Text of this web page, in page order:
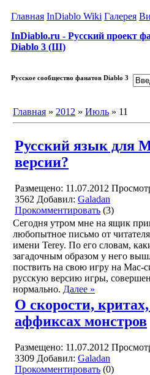
Главная InDiablo Wiki Галерея
InDiablo.ru - Русский проект
Diablo 3 (III)
Русское сообщество фанатов Diablo 3
Главная » 2012 » Июль » 11
Русский язык для
версии?
Размещено: 11.07.2012
3562 Добавил: Galadan
Прокомментировать (3)
Сегодня утром мне на ящик
любопытное письмо от
имени Terey. По его словам,
загадочным образом у него
поствить на свою игру на Mac-
русскую версию игры,
нормально. Далее »
О скорости,
аффиксах монстров
Размещено: 11.07.2012
3309 Добавил: Galadan
Прокомментировать (0)